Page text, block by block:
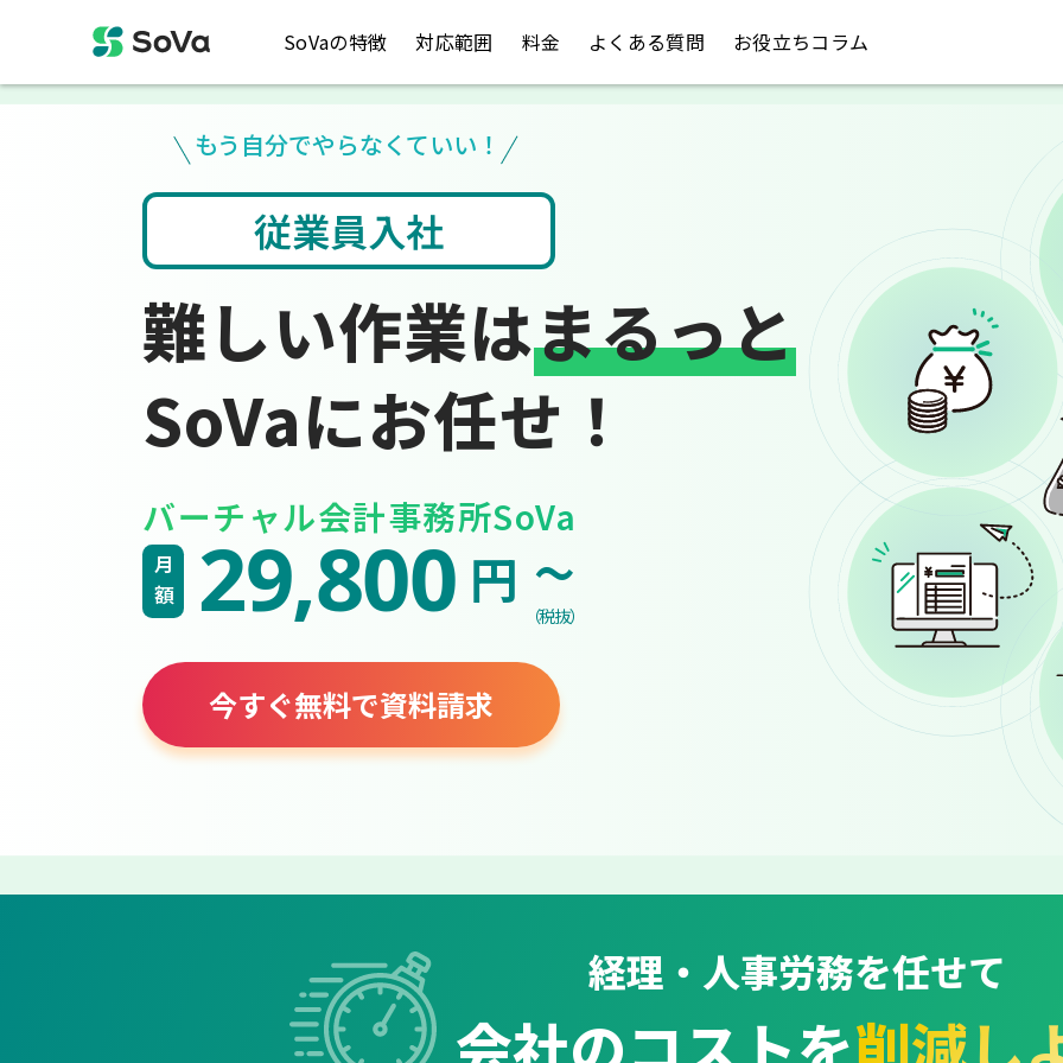
SoVaの特徴 対応範囲 料金 よくある質問 お役立ちコラム
もう自分でやらなくていい！
会計ソフト入力
難しい作業はまるっと
SoVaにお任せ！
バーチャル会計事務所SoVa
月額 29,800 円 ~
（税抜）
今すぐ無料で資料請求
経理・人事労務を任せて
会社のコストを削減し